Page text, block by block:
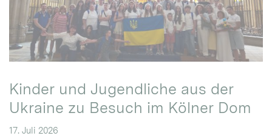
Kinder und Jugendliche aus der
Ukraine zu Besuch im Kölner Dom
17. Juli 2026